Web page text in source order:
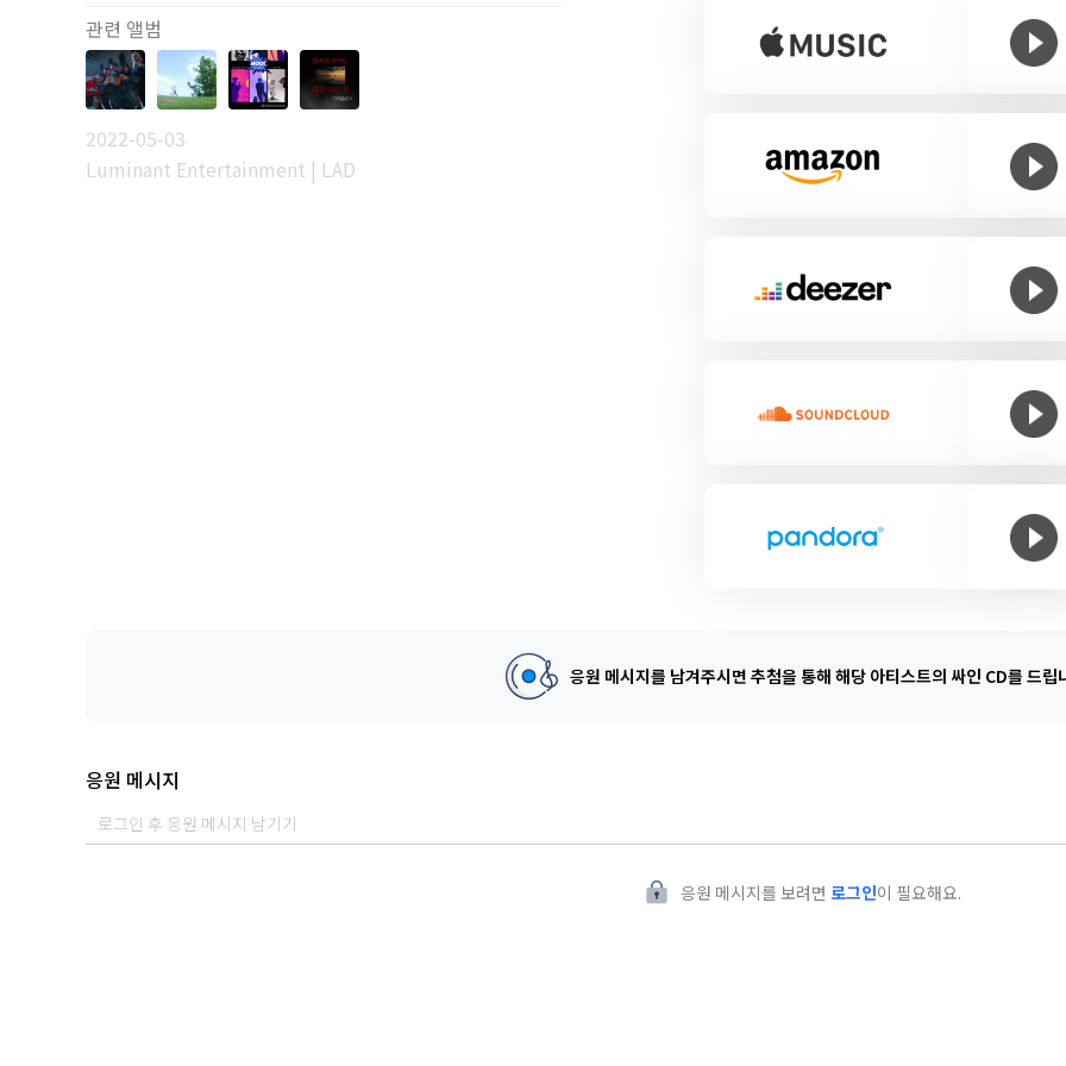
관련 앨범
2022-05-03
Luminant Entertainment | LAD
응원 메시지를 남겨주시면 추첨을 통해 해당 아티스트의 싸인 CD를 드립
응원 메시지
응원 메시지를 보려면 로그인이 필요해요.